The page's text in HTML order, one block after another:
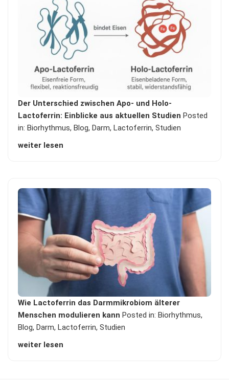
Der Unterschied zwischen Apo- und Holo-
Lactoferrin: Einblicke aus aktuellen Studien Posted
in: Biorhythmus,Blog,Darm,Lactoferrin,Studien
weiter lesen
Wie Lactoferrin das Darmmikrobiom älterer
Menschen modulieren kann Posted in: Biorhythmus,
Blog,Darm,Lactoferrin,Studien
weiter lesen